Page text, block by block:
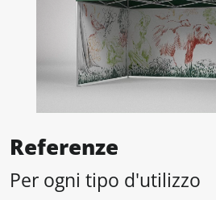
Referenze
Per ogni tipo d'utilizzo